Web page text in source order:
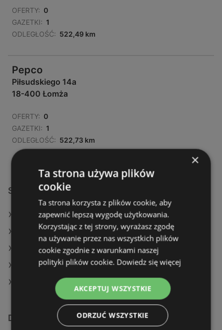
OFERTY: 0
GAZETKI: 1
ODLEGŁOŚĆ: 522,49 km
Pepco
Piłsudskiego 14a
18-400 Łomża
OFERTY: 0
GAZETKI: 1
ODLEGŁOŚĆ: 522,73 km
Sklepy Pepco w:
Pepco w Lwówek Śląski
Pepco w Gołymin-Ośrodek
Pepco w Żabno
Pepco w Wejherowo (Gmina)
Pepco w Chodzież (Gmina)
Dodatkowe łącza
×
Ta strona używa plików
cookie
Ta strona korzysta z plików cookie, aby
zapewnić lepszą wygodę użytkowania.
Korzystając z tej strony, wyrażasz zgodę
na używanie przez nas wszystkich plików
cookie zgodnie z warunkami naszej
polityki plików cookie. Dowiedz się więcej
AKCEPTUJ WSZYSTKIE
ODRZUĆ WSZYSTKIE